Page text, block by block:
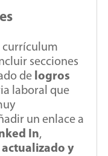
currículum
secciones
de logros
laboral que
un enlace a
In,
actualizado y